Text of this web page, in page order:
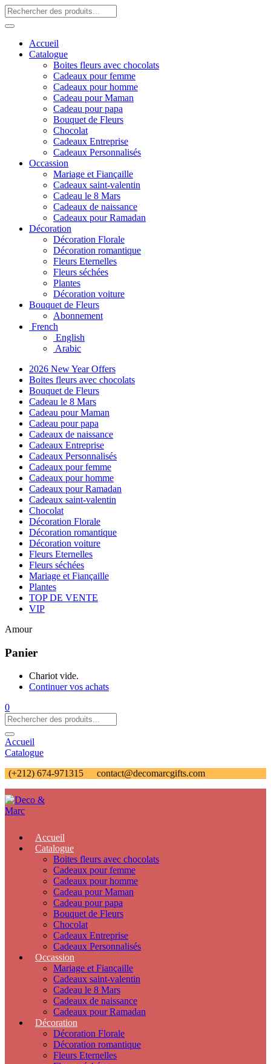
Accueil
Catalogue
Boites fleurs avec chocolats
Cadeaux pour femme
Cadeaux pour homme
Cadeau pour Maman
Cadeau pour papa
Bouquet de Fleurs
Chocolat
Cadeaux Entreprise
Cadeaux Personnalisés
Occassion
Mariage et Fiançaille
Cadeaux saint-valentin
Cadeau le 8 Mars
Cadeaux de naissance
Cadeaux pour Ramadan
Décoration
Décoration Florale
Décoration romantique
Fleurs Eternelles
Fleurs séchées
Plantes
Décoration voiture
Bouquet de Fleurs
Abonnement
French
English
Arabic
2026 New Year Offers
Boites fleurs avec chocolats
Bouquet de Fleurs
Cadeau le 8 Mars
Cadeau pour Maman
Cadeau pour papa
Cadeaux de naissance
Cadeaux Entreprise
Cadeaux Personnalisés
Cadeaux pour femme
Cadeaux pour homme
Cadeaux pour Ramadan
Cadeaux saint-valentin
Chocolat
Décoration Florale
Décoration romantique
Décoration voiture
Fleurs Eternelles
Fleurs séchées
Mariage et Fiançaille
Plantes
TOP DE VENTE
VIP
Amour
Panier
Chariot vide.
Continuer vos achats
0
Accueil
Catalogue
(+212) 674-971315
contact@decomarcgifts.com
Accueil
Catalogue
Boites fleurs avec chocolats
Cadeaux pour femme
Cadeaux pour homme
Cadeau pour Maman
Cadeau pour papa
Bouquet de Fleurs
Chocolat
Cadeaux Entreprise
Cadeaux Personnalisés
Occassion
Mariage et Fiançaille
Cadeaux saint-valentin
Cadeau le 8 Mars
Cadeaux de naissance
Cadeaux pour Ramadan
Décoration
Décoration Florale
Décoration romantique
Fleurs Eternelles